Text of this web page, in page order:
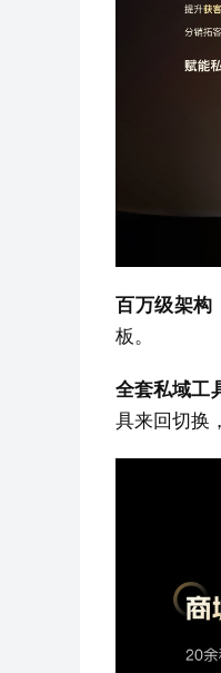
百万级架构
板。
全套私域工
具来回切换